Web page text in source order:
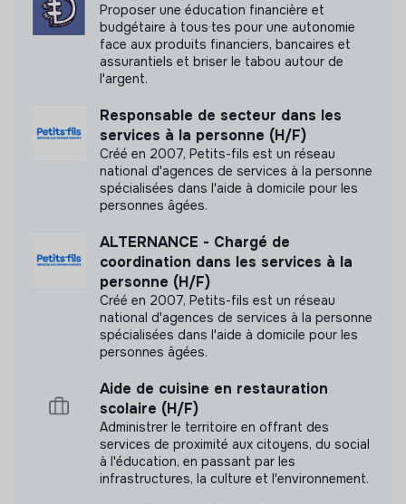
Proposer une éducation financière et
budgétaire à tous·tes pour une autonomie
face aux produits financiers, bancaires et
assurantiels et briser le tabou autour de
l'argent.
Responsable de secteur dans les
services à la personne (H/F)
Créé en 2007, Petits-fils est un réseau
national d'agences de services à la personne
spécialisées dans l'aide à domicile pour les
personnes âgées.
ALTERNANCE - Chargé de
coordination dans les services à la
personne (H/F)
Créé en 2007, Petits-fils est un réseau
national d'agences de services à la personne
spécialisées dans l'aide à domicile pour les
personnes âgées.
Aide de cuisine en restauration
scolaire (H/F)
Administrer le territoire en offrant des
services de proximité aux citoyens, du social
à l'éducation, en passant par les
infrastructures, la culture et l'environnement.